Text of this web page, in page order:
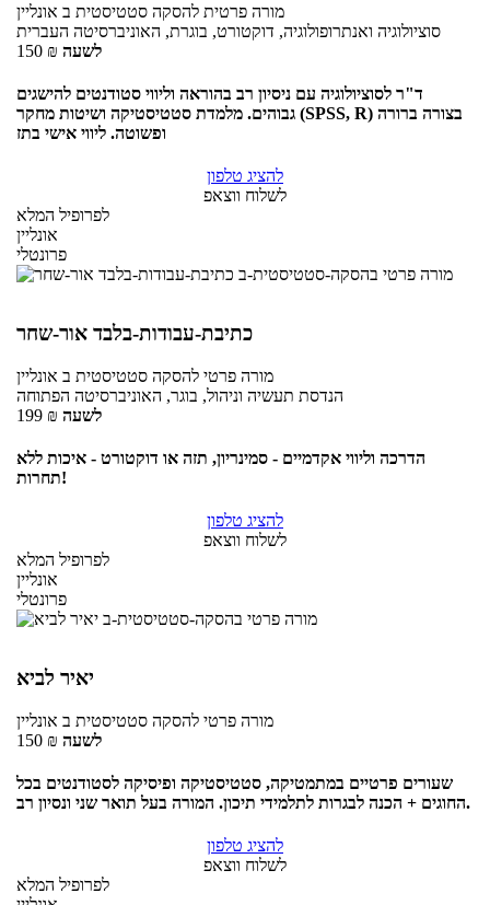
מורה פרטית להסקה סטטיסטית ב אונליין
סוציולוגיה ואנתרופולוגיה, דוקטורט, בוגרת, האוניברסיטה העברית
150 ₪ לשעה
ד"ר לסוציולוגיה עם ניסיון רב בהוראה וליווי סטודנטים להישגים
גבוהים. מלמדת סטטיסטיקה ושיטות מחקר (SPSS, R) בצורה ברורה
ופשוטה. ליווי אישי בתז
להציג טלפון
לשלוח ווצאפ
לפרופיל המלא
אונליין
פרונטלי
כתיבת-עבודות-בלבד אור-שחר
מורה פרטי להסקה סטטיסטית ב אונליין
הנדסת תעשיה וניהול, בוגר, האוניברסיטה הפתוחה
199 ₪ לשעה
הדרכה וליווי אקדמיים - סמינריון, תזה או דוקטורט - איכות ללא
תחרות!
להציג טלפון
לשלוח ווצאפ
לפרופיל המלא
אונליין
פרונטלי
יאיר לביא
מורה פרטי להסקה סטטיסטית ב אונליין
150 ₪ לשעה
שעורים פרטיים במתמטיקה, סטטיסטיקה ופיסיקה לסטודנטים בכל
החוגים + הכנה לבגרות לתלמידי תיכון. המורה בעל תואר שני ונסיון רב.
להציג טלפון
לשלוח ווצאפ
לפרופיל המלא